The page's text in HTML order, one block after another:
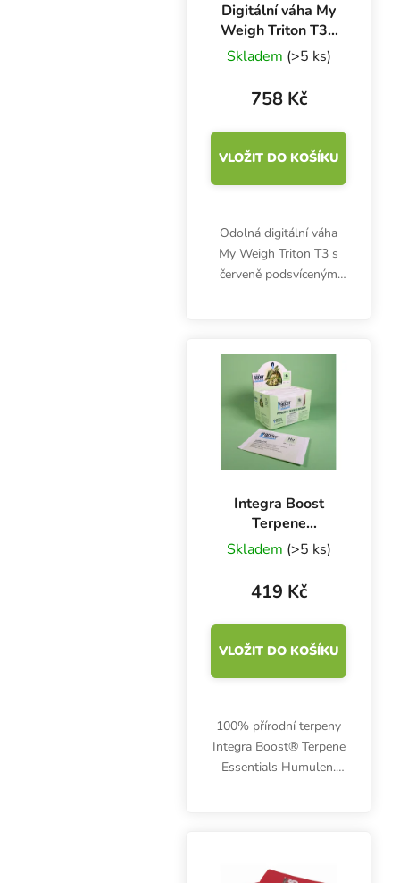
Digitální váha My
Weigh Triton T3 -
400 g x 0.01 g
Skladem (>5 ks)
758 Kč
VLOŽIT DO KOŠÍKU
Odolná digitální váha
My Weigh Triton T3 s
červeně podsvíceným
rozlišením 0.01 g.
Přesná váha včetně
baterií.
Integra Boost
Terpene
Essentials
Humulen 67 g,
62%, 1 ks
Skladem (>5 ks)
419 Kč
VLOŽIT DO KOŠÍKU
100% přírodní terpeny
Integra Boost® Terpene
Essentials Humulen.
vlhkost 62 %, balení 1